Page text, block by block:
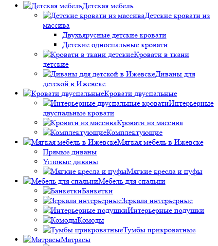
Детская мебель
Детские кровати из
массива
Двухъярусные детские кровати
Детские односпальные кровати
Кровати в ткани
детские
Диваны для
детской в Ижевске
Кровати двуспальные
Интерьерные
двуспальные кровати
Кровати из массива
Комплектующие
Мягкая мебель в Ижевске
Прямые диваны
Угловые диваны
Мягкие кресла и пуфы
Мебель для спальни
Банкетки
Зеркала интерьерные
Интерьерные подушки
Комоды
Тумбы прикроватные
Матрасы